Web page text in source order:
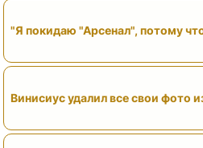
"Я покидаю "Арсенал", потому
Винисиус удалил все свои фото